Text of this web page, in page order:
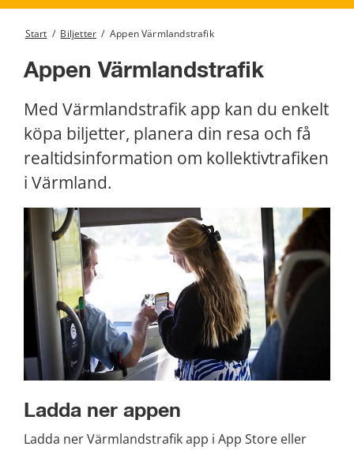
Start / Biljetter / Appen Värmlandstrafik
Appen Värmlandstrafik
Med Värmlandstrafik app kan du enkelt
köpa biljetter, planera din resa och få
realtidsinformation om kollektivtrafiken
i Värmland.
Ladda ner appen
Ladda ner Värmlandstrafik app i App Store eller